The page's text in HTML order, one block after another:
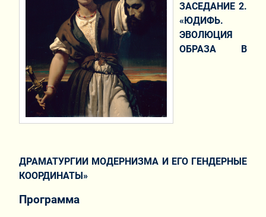
ЗАСЕДАНИЕ 2.
«ЮДИФЬ.
ЭВОЛЮЦИЯ
ОБРАЗА В
ДРАМАТУРГИИ МОДЕРНИЗМА И ЕГО ГЕНДЕРНЫЕ
КООРДИНАТЫ»
Программа